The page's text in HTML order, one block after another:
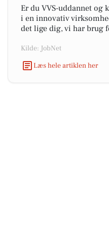
Er du VVS-uddannet og
i en innovativ
det lige dig, vi har brug
Kilde: JobNet
Læs hele artiklen her